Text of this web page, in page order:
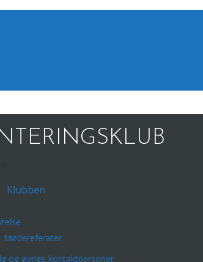
Klubben
Mødereferater
og øvrige kontaktpersoner